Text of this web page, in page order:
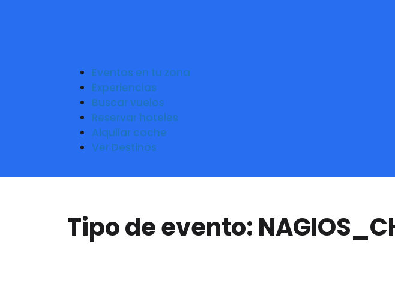
Eventos en tu zona
Experiencias
Buscar vuelos
Reservar hoteles
Alquilar coche
Ver Destinos
Tipo de evento: